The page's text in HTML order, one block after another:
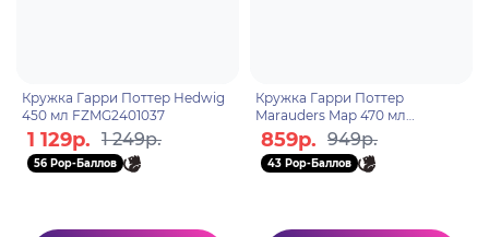
Кружка Гарри Поттер Hedwig
450 мл FZMG2401037
1 129р. 1 249р.
56 Pop-Баллов
Кружка Гарри Поттер
Marauders Map 470 мл
GMG2404336
859р. 949р.
43 Pop-Баллов